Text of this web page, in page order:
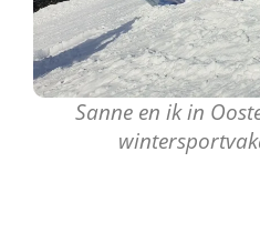
Sanne en ik in